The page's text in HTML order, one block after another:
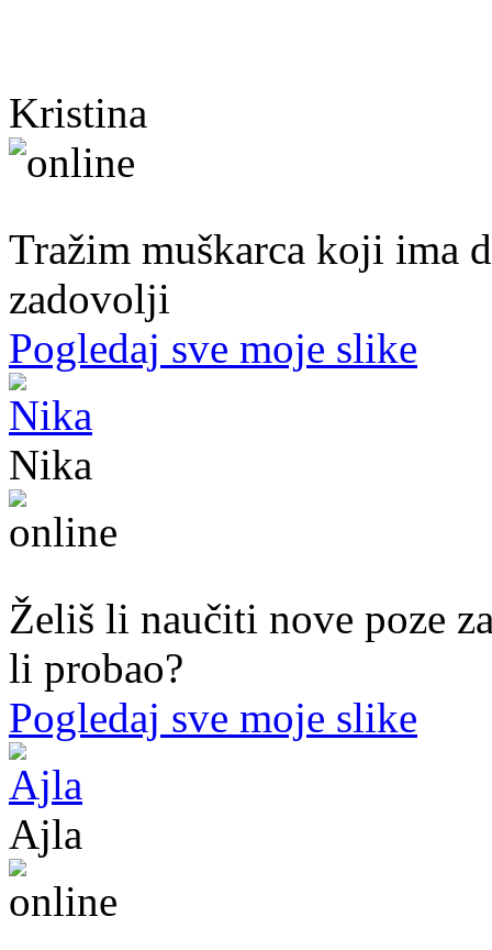
Kristina
Tražim muškarca koji ima
zadovolji
Pogledaj sve moje slike
Nika
Želiš li naučiti nove poze
li probao?
Pogledaj sve moje slike
Ajla